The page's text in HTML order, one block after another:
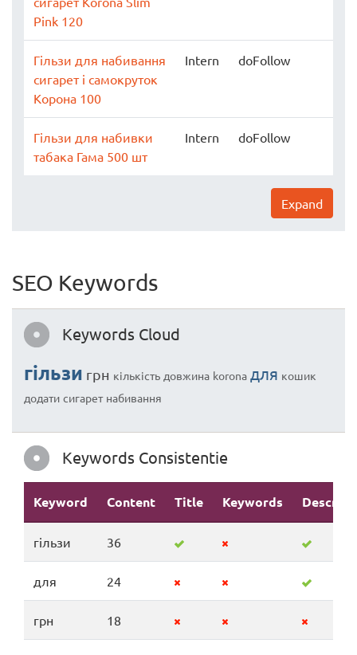
Pink 120
Гільзи для набивання
сигарет і самокруток
Корона 100
Intern doFollow
Гільзи для набивки
табака Гама 500 шт
Intern doFollow
Expand
SEO Keywords
Keywords Cloud
гільзи грн кількість довжина korona для кошик
додати сигарет набивання
Keywords Consistentie
Keyword Content Title Keywords
гільзи 36
для 24
грн 18